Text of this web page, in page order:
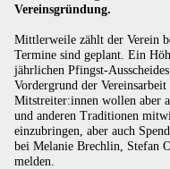
Vereinsgründung.
Mittlerweile zählt der Verein
Termine sind geplant. Ein
jährlichen Pfingst-
Vordergrund der
Mitstreiter:innen wollen aber
und anderen Traditionen
einzubringen, aber auch
bei Melanie Brechlin, Stefan
melden.